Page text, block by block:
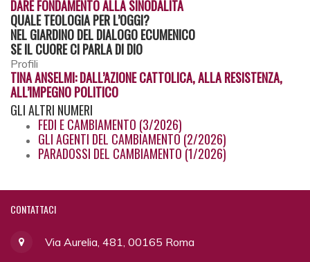
DARE FONDAMENTO ALLA SINODALITÀ
QUALE TEOLOGIA PER L’OGGI?
NEL GIARDINO DEL DIALOGO ECUMENICO
SE IL CUORE CI PARLA DI DIO
Profili
TINA ANSELMI: DALL’AZIONE CATTOLICA, ALLA RESISTENZA,
ALL’IMPEGNO POLITICO
GLIALTRI NUMERI
FEDI E CAMBIAMENTO (3/2026)
GLI AGENTI DEL CAMBIAMENTO (2/2026)
PARADOSSI DEL CAMBIAMENTO (1/2026)
CONTATTACI
Via Aurelia, 481, 00165 Roma